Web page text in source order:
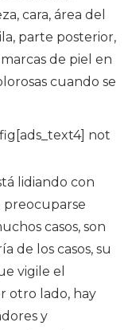
cara, área del
parte posterior,
de piel en
cuando se
not
lidiando con
casos, son
de los casos, su
vigile el
otro lado, hay
y